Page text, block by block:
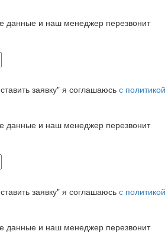
данные и наш менеджер перезвонит
заявку" я соглашаюсь с политикой
данные и наш менеджер перезвонит
заявку" я соглашаюсь с политикой
данные и наш менеджер перезвонит